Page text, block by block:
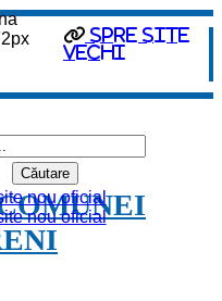
spre site
vechi